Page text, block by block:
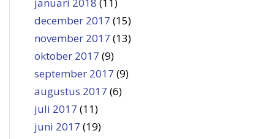
december 2017 (15)
november 2017 (13)
oktober 2017 (9)
september 2017 (9)
augustus 2017 (6)
juli 2017 (11)
juni 2017 (19)